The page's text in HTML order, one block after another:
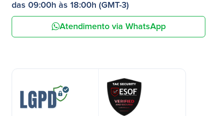
das 09:00h às 18:00h (GMT-3)
Atendimento via WhatsApp